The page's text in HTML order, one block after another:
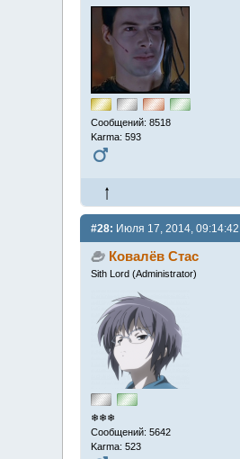
Сообщений: 8518
Karma: 593
#28: Июля 17, 2014, 09:14:42
Ковалёв Стас
Sith Lord (Administrator)
❄❄❄
Сообщений: 5642
Karma: 523